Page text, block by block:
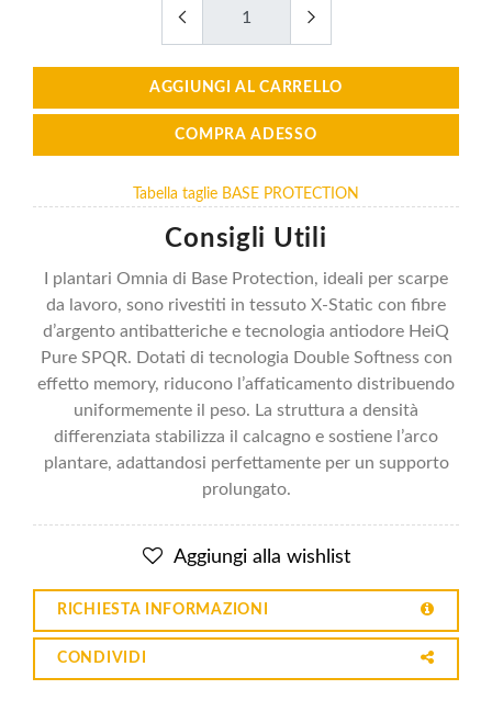
AGGIUNGI AL CARRELLO
COMPRA ADESSO
Tabella taglie BASE PROTECTION
Consigli Utili
I plantari Omnia di Base Protection, ideali per scarpe
da lavoro, sono rivestiti in tessuto X-Static con fibre
d’argento antibatteriche e tecnologia antiodore HeiQ
Pure SPQR. Dotati di tecnologia Double Softness con
effetto memory, riducono l’affaticamento distribuendo
uniformemente il peso. La struttura a densità
differenziata stabilizza il calcagno e sostiene l’arco
plantare, adattandosi perfettamente per un supporto
prolungato.
Aggiungi alla wishlist
RICHIESTA INFORMAZIONI
CONDIVIDI